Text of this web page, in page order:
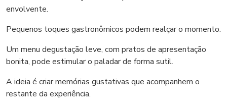
envolvente.
Pequenos toques gastronômicos podem realçar o momento.
Um menu degustação leve, com pratos de apresentação
bonita, pode estimular o paladar de forma sutil.
A ideia é criar memórias gustativas que acompanhem o
restante da experiência.